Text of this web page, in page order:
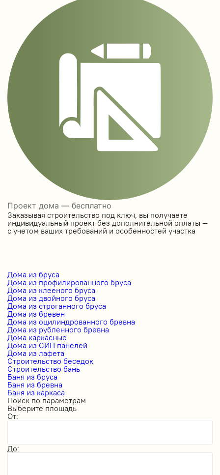
Проект дома — бесплатно
Заказывая строительство под ключ, вы получаете
индивидуальный проект без дополнительной оплаты —
с учетом ваших требований и особенностей участка
Дома из бруса
Дома из профилированного бруса
Дома из клееного бруса
Дома из двойного бруса
Дома из строганного бруса
Дома из бревен
Дома из оцилиндрованного бревна
Дома из рубленного бревна
Дома каркасные
Дома из СИП панелей
Дома из лафета
Строительство беседок
Строительство бань
Баня из бруса
Баня из бревна
Баня из каркаса
Поиск по параметрам
Выберите площадь
От:
До: